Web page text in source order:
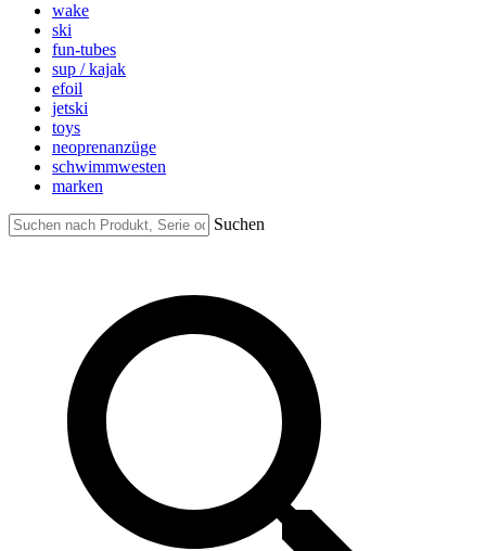
wake
ski
fun-tubes
sup / kajak
efoil
jetski
toys
neoprenanzüge
schwimmwesten
marken
Suchen